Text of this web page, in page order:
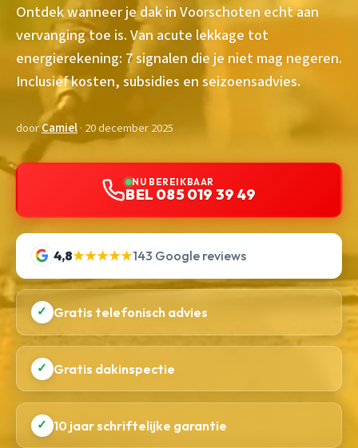
Ontdek wanneer je dak in Voorschoten echt aan
vervanging toe is. Van acute lekkage tot
energierekening: 7 signalen die je niet mag negeren.
Inclusief kosten, subsidies en seizoensadvies.
doorCamiel· 20 december 2025
NU BEREIKBAAR
BEL 085 019 39 49
4,8★★★★★143 Google reviews
✓ Gratis telefonisch advies
✓ Gratis dakinspectie
✓ 10 jaar schriftelijke garantie